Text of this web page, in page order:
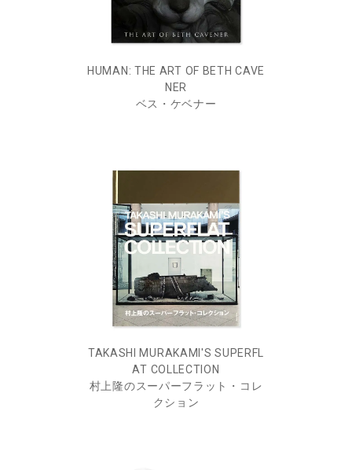
HUMAN: THE ART OF BETH CAVE
NER
ベス・ケベナー
TAKASHI MURAKAMI'S SUPERFL
AT COLLECTION
村上隆のスーパーフラット・コレ
クション